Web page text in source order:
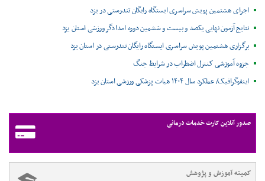
اجرای هشتمین پویش سراسری ایستگاه رایگان تندرستی در یزد
نتایج آزمون نهایی یکصد و بیست و ششمین دوره امدادگر ورزشی استان یزد
برگزاری هشتمین پویش سراسری ایستگاه رایگان تندرستی در استان یزد
جزوه آموزشی کنترل اضطراب در شرایط جنگ
اینفوگرافیک/ عملکرد سال ۱۴۰۴ هیات پزشکی ورزشی استان یزد
صدور آنلاین کارت خدمات درمانی
کمیته آموزش و پژوهش